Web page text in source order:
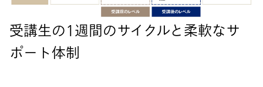
受講生の1週間のサイクルと柔軟なサ
ポート体制